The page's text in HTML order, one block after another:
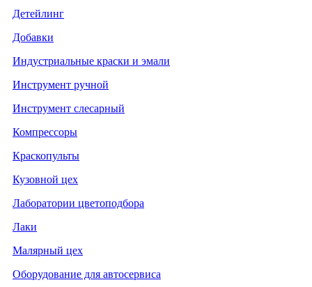
Детейлинг
Добавки
Индустриальные краски и эмали
Инструмент ручной
Инструмент слесарный
Компрессоры
Краскопульты
Кузовной цех
Лаборатории цветоподбора
Лаки
Малярный цех
Оборудование для автосервиса